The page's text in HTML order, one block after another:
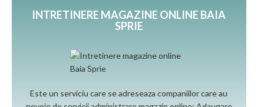
INTRETINERE MAGAZINE ONLINE BAIA
SPRIE
Este un serviciu care se adreseaza companiilor care au